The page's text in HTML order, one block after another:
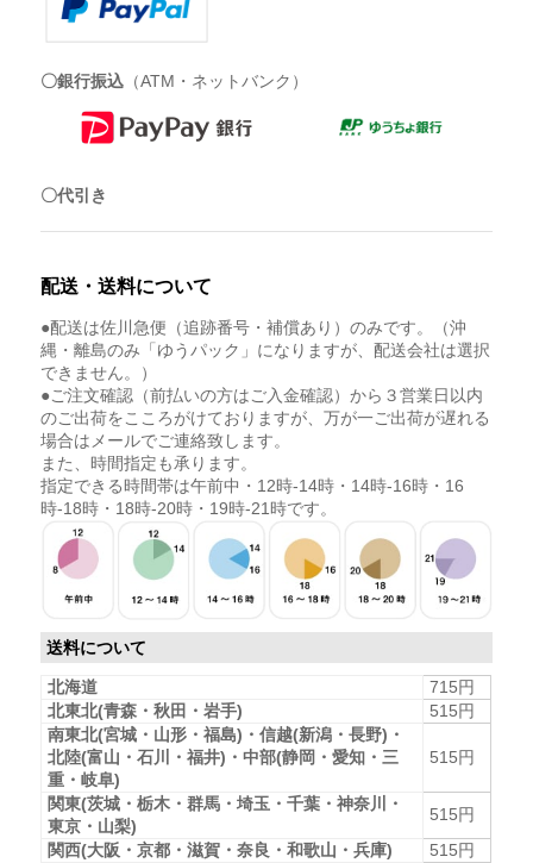
〇銀行振込 （ATM・ネットバンク）
〇代引き
配送・送料について
●配送は佐川急便（追跡番号・補償あり）のみです。（沖
縄・離島のみ「ゆうパック」になりますが、配送会社は選択
できません。）
●ご注文確認（前払いの方はご入金確認）から３営業日以内
のご出荷をこころがけておりますが、万が一ご出荷が遅れる
場合はメールでご連絡致します。
また、時間指定も承ります。
指定できる時間帯は午前中・12時-14時・14時-16時・16
時-18時・18時-20時・19時-21時です。
送料について
北海道
715円
北東北(青森・秋田・岩手)
515円
南東北(宮城・山形・福島)・信越(新潟・長野)・
北陸(富山・石川・福井)・中部(静岡・愛知・三
重・岐阜)
515円
関東(茨城・栃木・群馬・埼玉・千葉・神奈川・
東京・山梨)
515円
関西(大阪・京都・滋賀・奈良・和歌山・兵庫)
515円